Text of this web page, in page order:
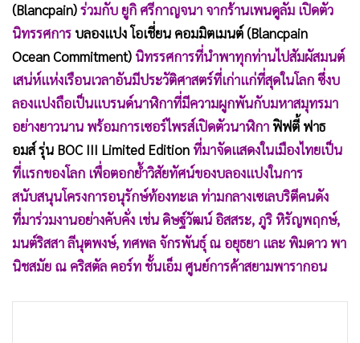
• กีฬา
• ต่างประเทศ
• Special Scoop
• เศรษฐกิจ-ธุรกิจ
• จีน
ชุมชน-คุณภาพชีวิต
•
อาชญากรรม
• Motoring
• เกม
• วิทยาศาสตร์
• SMEs
(Blancpain)ร่วมกับ ยูกิ ศรีกาญจนา จากร้านเพนดูลัม เปิดตัว
นิทรรศการบลองแปง โอเชี่ยน คอมมิตเมนต์ (Blancpain
Ocean Commitment)นิทรรศการที่นำพาทุกท่านไปสัมผัสมนต์
เสน่ห์แห่งเรือนเวลาอันมีประวัติศาสตร์ที่เก่าแก่ที่สุดในโลก ซึ่งบ
ลองแปงถือเป็นแบรนด์นาฬิกาที่มีความผูกพันกับมหาสมุทรมา
อย่างยาวนาน พร้อมการเซอร์ไพรส์เปิดตัวนาฬิกาฟิฟตี้ ฟาธ
อมส์ รุ่น BOC III Limited Editionที่มาจัดแสดงในเมืองไทยเป็น
ที่แรกของโลก เพื่อตอกย้ำวิสัยทัศน์ของบลองแปงในการ
สนับสนุนโครงการอนุรักษ์ท้องทะเล ท่ามกลางเซเลบริตีคนดัง
ที่มาร่วมงานอย่างคับคั่ง เช่น ดิษฐ์วัฒน์ อิสสระ, ภูริ หิรัญพฤกษ์,
มนต์ริสสา ลีนุตพงษ์, ทศพล จักรพันธุ์ ณ อยุธยา และ พิมดาว พา
นิชสมัย ณ คริสตัล คอร์ท ชั้นเอ็ม ศูนย์การค้าสยามพารากอน